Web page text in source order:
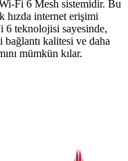
Fi 6 Mesh sistemidir. Bu
hızda internet erişimi
6 teknolojisi sayesinde,
bağlantı kalitesi ve daha
mümkün kılar.